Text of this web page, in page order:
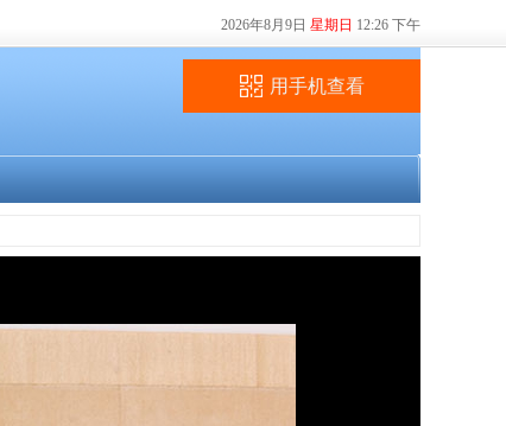
2026年8月9日 星期日 12:26 下午
用手机查看